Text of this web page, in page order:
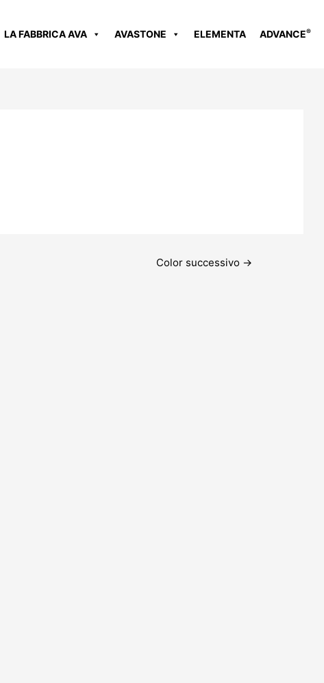
LA FABBRICA AVA AVASTONE ELEMENTA ADVANCE®
Color successivo →